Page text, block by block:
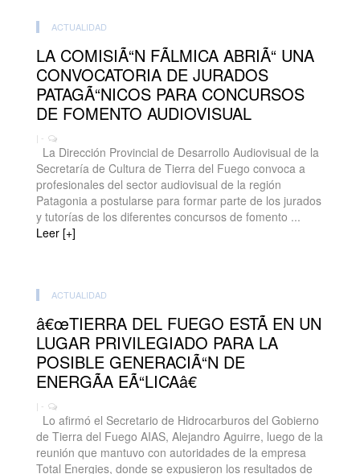
ACTUALIDAD
LA COMISIÃ“N FÃLMICA ABRIÃ“ UNA
CONVOCATORIA DE JURADOS
PATAGÃ“NICOS PARA CONCURSOS
DE FOMENTO AUDIOVISUAL
| -
La Dirección Provincial de Desarrollo Audiovisual de la
Secretaría de Cultura de Tierra del Fuego convoca a
profesionales del sector audiovisual de la región
Patagonia a postularse para formar parte de los jurados
y tutorías de los diferentes concursos de fomento ...
Leer [+]
ACTUALIDAD
â€œTIERRA DEL FUEGO ESTÃ EN UN
LUGAR PRIVILEGIADO PARA LA
POSIBLE GENERACIÃ“N DE
ENERGÃA EÃ“LICAâ€
| -
Lo afirmó el Secretario de Hidrocarburos del Gobierno
de Tierra del Fuego AIAS, Alejandro Aguirre, luego de la
reunión que mantuvo con autoridades de la empresa
Total Energies, donde se expusieron los resultados de